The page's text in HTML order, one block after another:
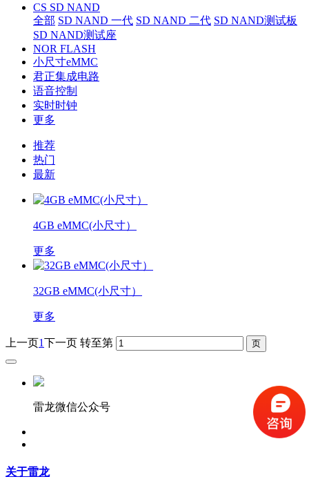
CS SD NAND
全部 SD NAND 一代 SD NAND 二代 SD NAND测试板
SD NAND测试座
NOR FLASH
小尺寸eMMC
君正集成电路
语音控制
实时时钟
更多
推荐
热门
最新
4GB eMMC(小尺寸）
更多
32GB eMMC(小尺寸）
更多
上一页1下一页 转至第
雷龙微信公众号
关于雷龙